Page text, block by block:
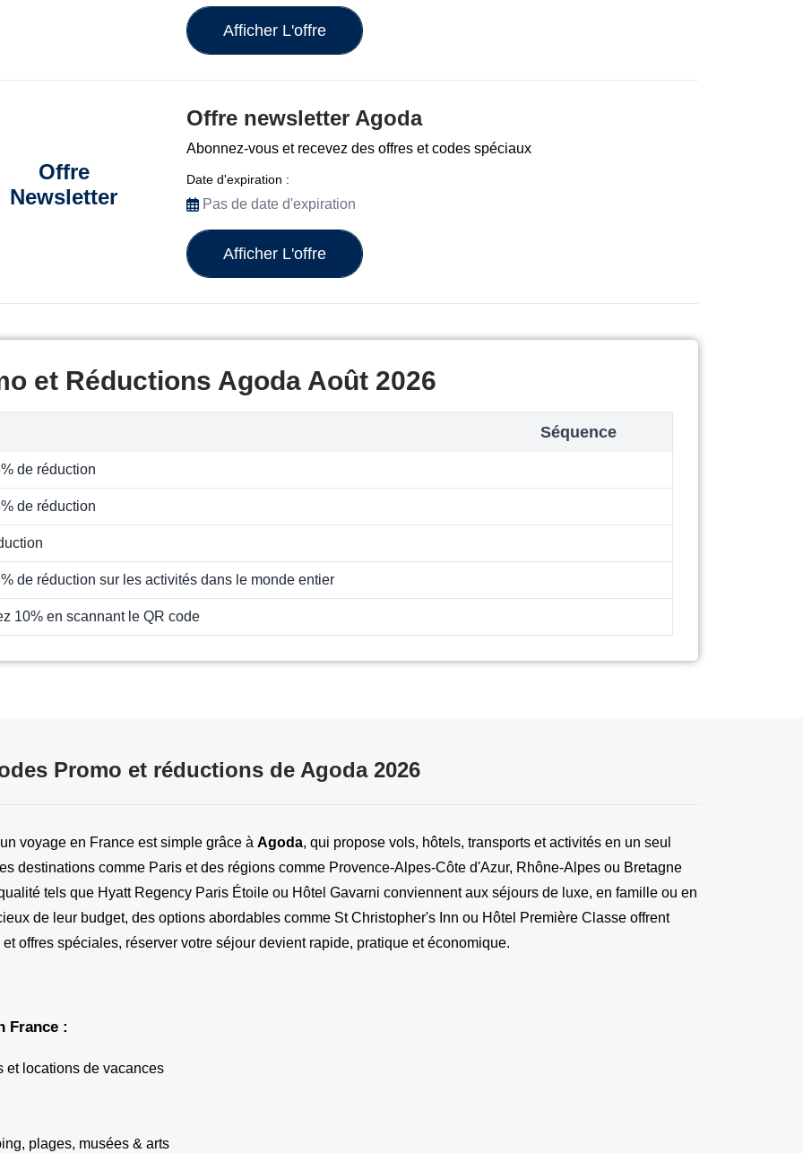
Afficher L'offre
Offre
Newsletter
Offre newsletter Agoda
Abonnez-vous et recevez des offres et codes spéciaux
Date d'expiration :
Pas de date d'expiration
Afficher L'offre
et Réductions Agoda Août 2026
Séquence
de réduction
de réduction
de réduction sur les activités dans le monde entier
10% en scannant le QR code
Promo et réductions de Agoda 2026
voyage en France est simple grâce à Agoda, qui propose vols, hôtels, transports et activités en un seul
destinations comme Paris et des régions comme Provence-Alpes-Côte d'Azur, Rhône-Alpes ou Bretagne
tels que Hyatt Regency Paris Étoile ou Hôtel Gavarni conviennent aux séjours de luxe, en famille ou en
de leur budget, des options abordables comme St Christopher's Inn ou Hôtel Première Classe offrent
offres spéciales, réserver votre séjour devient rapide, pratique et économique.
France :
et locations de vacances
plages, musées & arts